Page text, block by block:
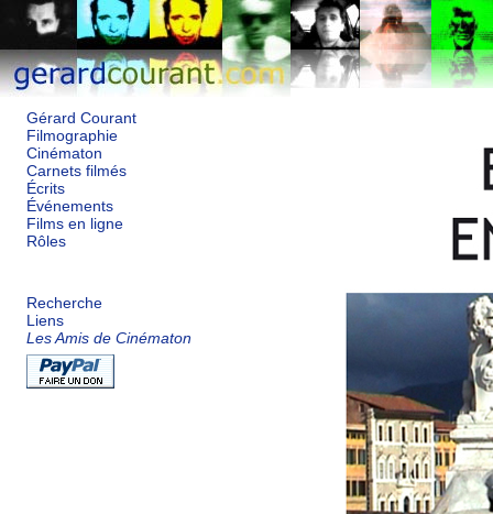
Gérard Courant
Filmographie
Cinématon
Carnets filmés
Écrits
Événements
Films en ligne
Rôles
Recherche
Liens
Les Amis de Cinématon